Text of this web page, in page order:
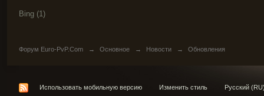
Bing (1)
Форум Euro-PvP.Com → Основное → Новости → Обновления
Использовать мобильную версию Изменить стиль Русский